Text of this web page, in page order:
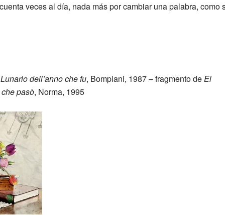
veces al día, nada más por cambiar una palabra, como
dell’anno che fu, Bompiani, 1987 – fragmento deEl
pasò, Norma, 1995